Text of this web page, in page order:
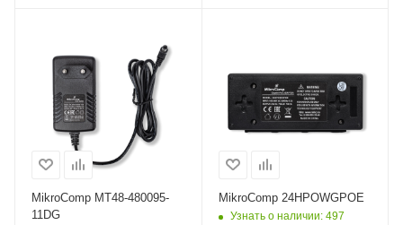
MikroComp MT48-480095-
11DG
MikroComp 24HPOWGPOE
Узнать о наличии: 497